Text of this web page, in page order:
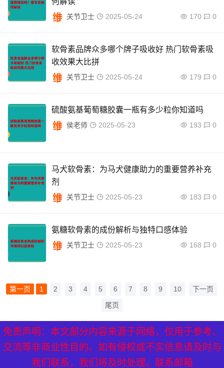
关节卫士 2025-05-24 170 0
软骨素品牌众多哪个牌子吸收好 热门软骨素吸
收效果大比拼
关节卫士 2025-05-24 179 0
硫酸氨基葡萄糖胶囊一瓶有多少粒你知道吗
侯老师 2025-05-23 193 0
马犬软骨素：为马犬健康助力的重要营养补充
剂
关节卫士 2025-05-23 183 0
氨糖软骨素的成份解析与独特口感体验
关节卫士 2025-05-23 168 0
第一页 1 2 3 4 5 6 7 8 9 10
下一页
尾页
免责声明：本文部分内容来源于网络，仅用于参考、
交流等非商业性目的。如有侵权或不实信息请及时与
我们联系，我们将及时处理。联系邮箱